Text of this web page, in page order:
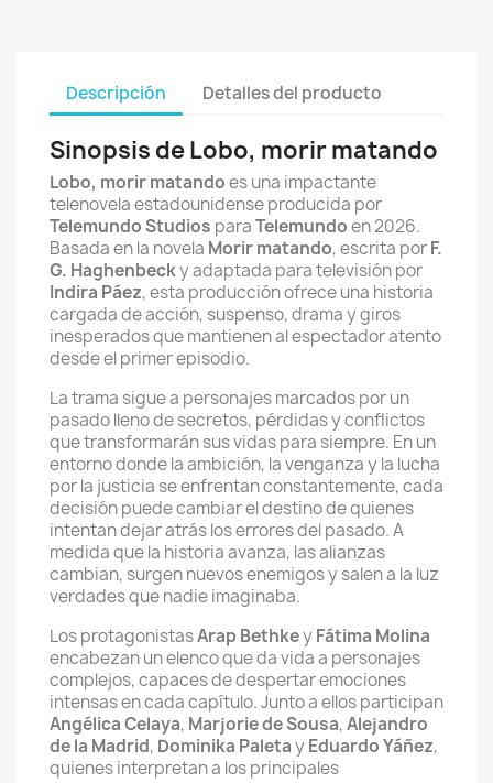
Descripción Detalles del producto
Sinopsis de Lobo, morir matando
Lobo, morir matandoes una impactante
telenovela estadounidense producida por
Telemundo Studios paraTelemundoen 2026.
Basada en la novela Morir matando, escrita porF.
G. Haghenbecky adaptada para televisión por
Indira Páez, esta producción ofrece una historia
cargada de acción, suspenso, drama y giros
inesperados que mantienen al espectador atento
desde el primer episodio.
La trama sigue a personajes marcados por un
pasado lleno de secretos, pérdidas y conflictos
que transformarán sus vidas para siempre. En un
entorno donde la ambición, la venganza y la lucha
por la justicia se enfrentan constantemente, cada
decisión puede cambiar el destino de quienes
intentan dejar atrás los errores del pasado. A
medida que la historia avanza, las alianzas
cambian, surgen nuevos enemigos y salen a la luz
verdades que nadie imaginaba.
Los protagonistasArap BethkeyFátima Molina
encabezan un elenco que da vida a personajes
complejos, capaces de despertar emociones
intensas en cada capítulo. Junto a ellos participan
Angélica Celaya, Marjorie de Sousa,Alejandro
de la Madrid, Dominika PaletayEduardo Yáñez,
quienes interpretan a los principales